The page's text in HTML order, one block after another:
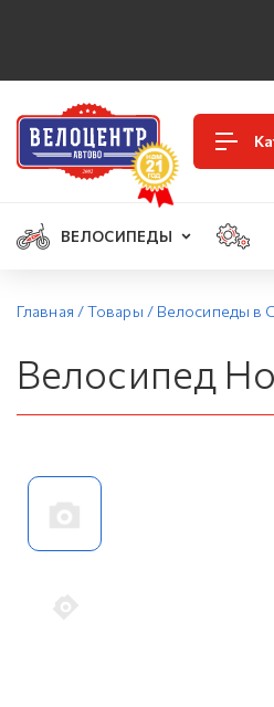
ВЕЛОСИПЕДЫ
Главная /Товары / Велосипеды в
Велосипед